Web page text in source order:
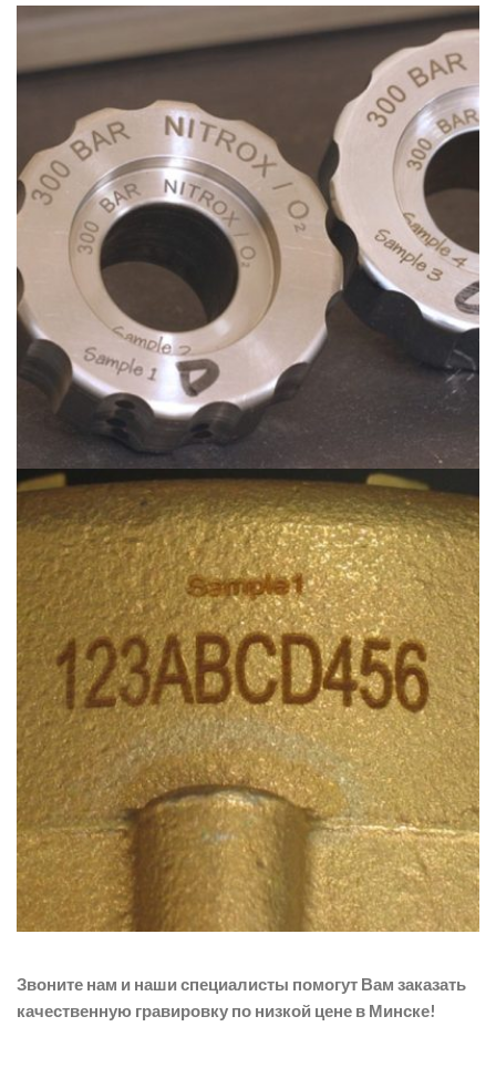
Звоните нам и наши специалисты помогут Вам заказать
качественную гравировку по низкой цене в Минске!